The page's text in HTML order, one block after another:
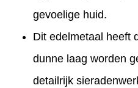
gevoelige huid.
Dit edelmetaal heeft
dunne laag worden
detailrijk